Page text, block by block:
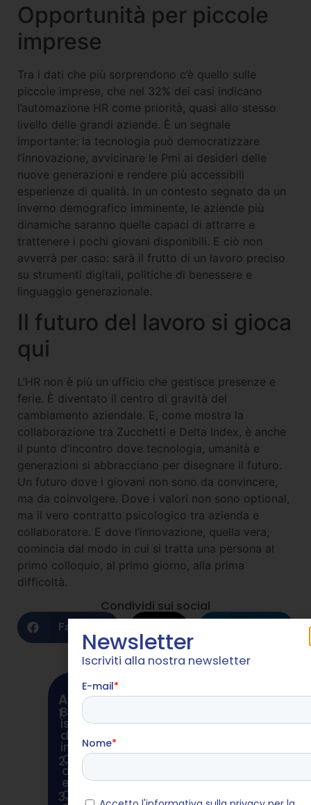
Opportunità per piccole
imprese
Tra i dati che più sorprendono c’è quello sulle
piccole imprese, che nel 32% dei casi indicano
l’automazione HR come priorità, quasi allo stesso
livello delle grandi aziende. È un segnale
importante: la tecnologia può democratizzare
l’innovazione, avvicinare le Pmi ai desideri delle
nuove generazioni e rendere più accessibili
esperienze di qualità. In un contesto segnato da un
inverno demografico imminente, le aziende più
dinamiche saranno quelle capaci di attrarre e
trattenere i pochi giovani disponibili. E ciò non
avverrà per caso: sarà il frutto di un lavoro preciso
su strumenti digitali, politiche di benessere e
linguaggio generazionale.
Il futuro del lavoro si gioca
qui
L’HR non è più un ufficio che gestisce presenze e
ferie. È diventato il centro di gravità del
cambiamento aziendale. E, come mostra la
collaborazione tra Zucchetti e Delta Index, è anche
il punto d’incontro dove tecnologia, umanità e
generazioni si abbracciano per disegnare il futuro.
Un futuro dove i giovani non sono da convincere,
ma da coinvolgere. Dove i valori non sono optional,
ma il vero contratto psicologico tra azienda e
collaboratore. E dove l’innovazione, quella vera,
comincia dal modo in cui si tratta una persona al
primo colloquio, al primo giorno, alla prima
difficoltà.
Condividi sui social
Facebook
ARTICOLI SIMILI
1.
Bonus Giovani 2026, arrivano le
istruzioni Inps: ecco cosa
devono sapere davvero le
imprese
2.
Orientamento, aziende aperte
agli studenti delle superiori:
ecco le prime 8. Iscrizioni dal 18
3.
Colletti blu e Generazione Z: la
Newsletter
Iscriviti alla nostra newsletter